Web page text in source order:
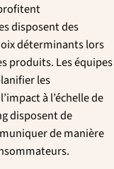
disposent des
déterminants lors
produits. Les équipes
les
à l’échelle de
disposent de
de manière